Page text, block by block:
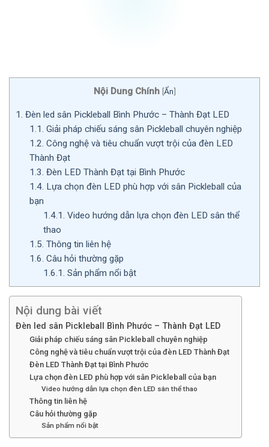
Nội Dung Chính [Ẩn]
1. Đèn led sân Pickleball Bình Phước – Thành Đạt LED
1.1. Giải pháp chiếu sáng sân Pickleball chuyên nghiệp
1.2. Công nghệ và tiêu chuẩn vượt trội của đèn LED
Thành Đạt
1.3. Đèn LED Thành Đạt tại Bình Phước
1.4. Lựa chọn đèn LED phù hợp với sân Pickleball của
bạn
1.4.1. Video hướng dẫn lựa chọn đèn LED sân thể
thao
1.5. Thông tin liên hệ
1.6. Câu hỏi thường gặp
1.6.1. Sản phẩm nổi bật
Nội dung bài viết
Đèn led sân Pickleball Bình Phước – Thành Đạt LED
Giải pháp chiếu sáng sân Pickleball chuyên nghiệp
Công nghệ và tiêu chuẩn vượt trội của đèn LED Thành Đạt
Đèn LED Thành Đạt tại Bình Phước
Lựa chọn đèn LED phù hợp với sân Pickleball của bạn
Video hướng dẫn lựa chọn đèn LED sân thể thao
Thông tin liên hệ
Câu hỏi thường gặp
Sản phẩm nổi bật